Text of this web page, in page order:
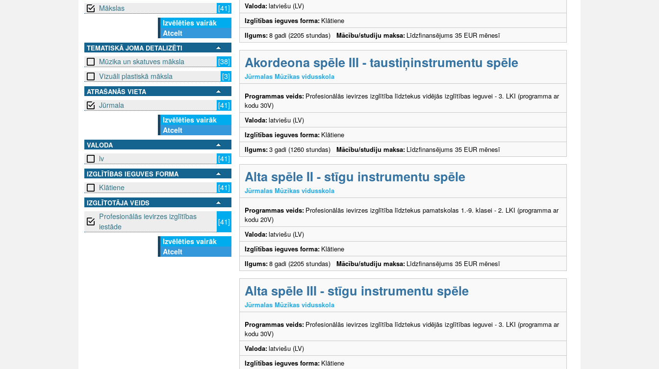
Mākslas
[41]
Izvēlēties vairāk
Atcelt
TEMATISKĀ JOMA DETALIZĒTI
Mūzika un skatuves māksla
[38]
Vizuāli plastiskā māksla
[3]
ATRAŠANĀS VIETA
Jūrmala
[41]
Izvēlēties vairāk
Atcelt
VALODA
lv [41]
IZGLĪTĪBAS IEGUVES FORMA
Klātiene [41]
IZGLĪTOTĀJA VEIDS
Profesionālās ievirzes izglītības
iestāde
[41]
Izvēlēties vairāk
Atcelt
Valoda:latviešu (LV)
Izglītības ieguves forma: Klātiene
Ilgums:8 gadi (2205 stundas) Mācību/studiju maksa: Līdzfinansējums 35 EUR mēnesī
Akordeona spēle III - taustiņinstrumentu spēle
Jūrmalas Mūzikas vidusskola
Programmas veids: Profesionālās ievirzes izglītība līdztekus vidējās izglītības ieguvei - 3. LKI (programma ar
kodu 30V)
Valoda:latviešu (LV)
Izglītības ieguves forma: Klātiene
Ilgums:3 gadi (1260 stundas) Mācību/studiju maksa: Līdzfinansējums 35 EUR mēnesī
Alta spēle II - stīgu instrumentu spēle
Jūrmalas Mūzikas vidusskola
Programmas veids: Profesionālās ievirzes izglītība līdztekus pamatskolas 1.-9. klasei - 2. LKI (programma ar
kodu 20V)
Valoda:latviešu (LV)
Izglītības ieguves forma: Klātiene
Ilgums:8 gadi (2205 stundas) Mācību/studiju maksa: Līdzfinansējums 35 EUR mēnesī
Alta spēle III - stīgu instrumentu spēle
Jūrmalas Mūzikas vidusskola
Programmas veids: Profesionālās ievirzes izglītība līdztekus vidējās izglītības ieguvei - 3. LKI (programma ar
kodu 30V)
Valoda:latviešu (LV)
Izglītības ieguves forma: Klātiene